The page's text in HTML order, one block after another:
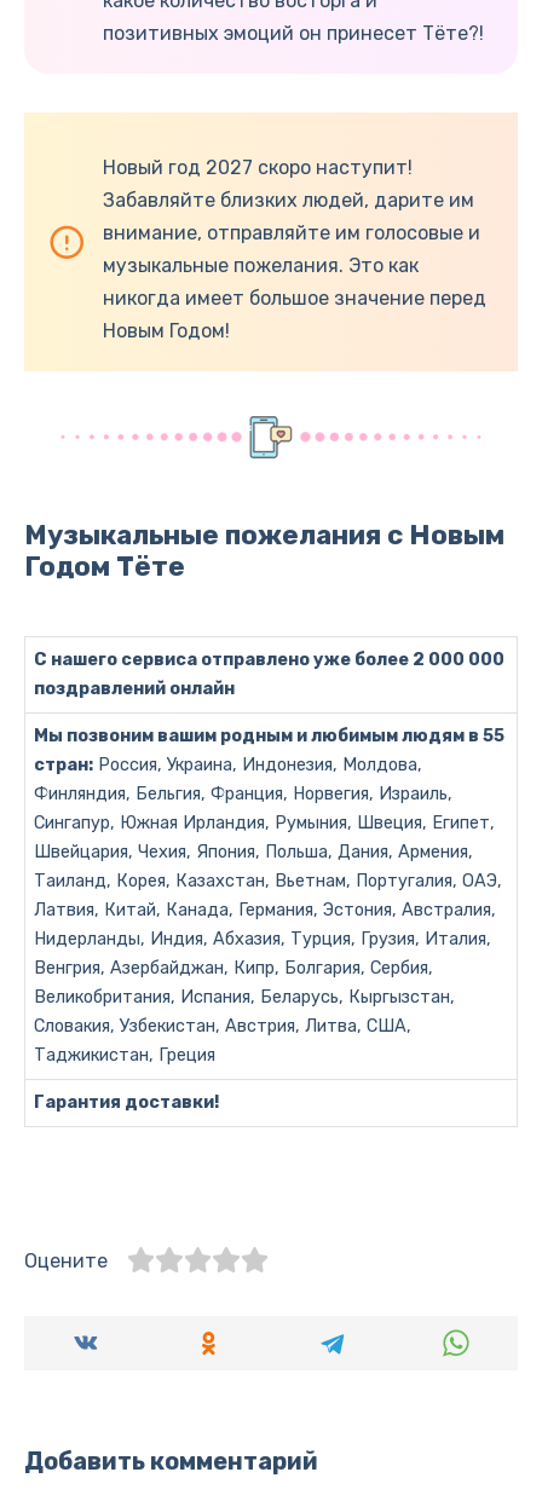
позитивных эмоций он принесет Тёте?!
Новый год 2027 скоро наступит!
Забавляйте близких людей, дарите им
внимание, отправляйте им голосовые и
музыкальные пожелания. Это как
никогда имеет большое значение перед
Новым Годом!
Музыкальные пожелания с Новым
Годом Тёте
С нашего сервиса отправлено уже более 2 000 000
поздравлений онлайн
Мы позвоним вашим родным и любимым людям в 55
стран: Россия, Украина, Индонезия, Молдова,
Финляндия, Бельгия, Франция, Норвегия, Израиль,
Сингапур, Южная Ирландия, Румыния, Швеция, Египет,
Швейцария, Чехия, Япония, Польша, Дания, Армения,
Таиланд, Корея, Казахстан, Вьетнам, Португалия, ОАЭ,
Латвия, Китай, Канада, Германия, Эстония, Австралия,
Нидерланды, Индия, Абхазия, Турция, Грузия, Италия,
Венгрия, Азербайджан, Кипр, Болгария, Сербия,
Великобритания, Испания, Беларусь, Кыргызстан,
Словакия, Узбекистан, Австрия, Литва, США,
Таджикистан, Греция
Гарантия доставки!
Оцените
Добавить комментарий